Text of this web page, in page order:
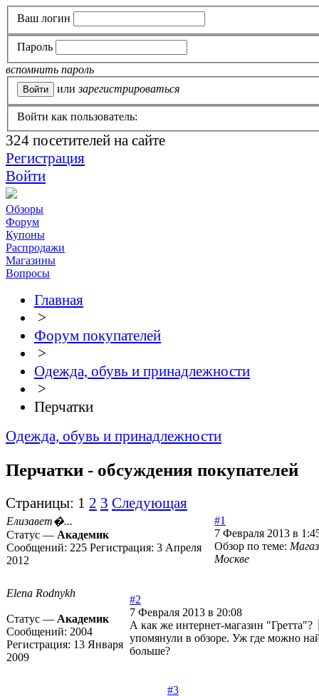
Ваш логин
Пароль
вспомнить пароль
или зарегистрироваться
Войти как пользователь:
324 посетителей на сайте
Регистрация
Войти
Обзоры
Форум
Купоны
Распродажи
Магазины
Вопросы
Главная
>
Форум покупателей
>
Одежда, обувь и принадлежности
>
Перчатки
Одежда, обувь и принадлежности
Перчатки - обсуждения покупателей
Страницы: 1 2 3 Следующая
Елизавет�...
Статус — Академик
Сообщений: 225 Регистрация: 3 Апреля
2012
#1
7 Февраля 2013 в
Обзор по теме:
Москве
Elena Rodnykh
Статус — Академик
Сообщений: 2004
Регистрация: 13 Января
2009
#2
7 Февраля 2013 в 20:08
А как же интернет-магазин "Гретта"?
упомянули в обзоре. Уж где можно
больше?
#3